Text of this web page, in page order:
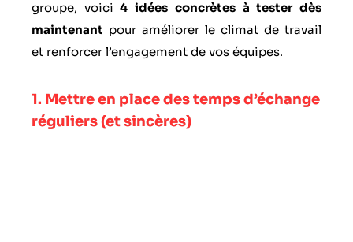
groupe, voici4 idées concrètes à tester dès
maintenant pour améliorer le climat de travail
et renforcer l’engagement de vos équipes.
1. Mettre en place des temps d’échange
réguliers (et sincères)